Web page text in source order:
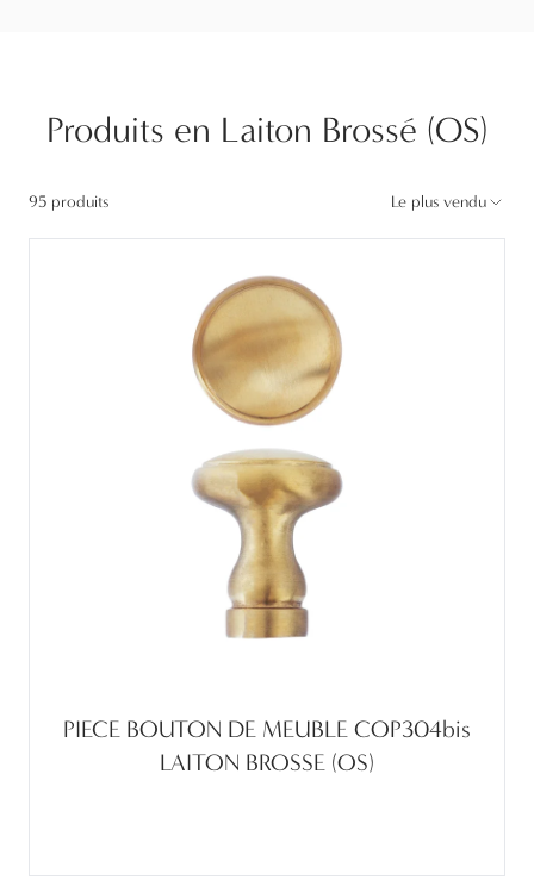
Produits en Laiton Brossé (OS)
95 produits Le plus vendu
PIECE BOUTON DE MEUBLE COP304bis
LAITON BROSSE (OS)